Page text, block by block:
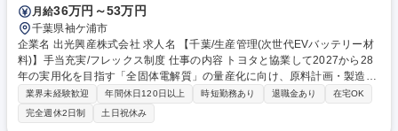
月給36万円～53万円
千葉県袖ケ浦市
企業名 出光興産株式会社 求人名 【千葉/生産管理(次世代EVバッテリー材
料)】手当充実/フレックス制度 仕事の内容 トヨタと協業して2027から28
年の実用化を目指す「全固体電解質」の量産化に向け、原料計画・製造計
画・在庫管理・工程管理といった、生産管理に関する業務をご担当頂きま
す。 【業務詳細】原料・製造計画の立案、在庫・工程管理等の生産管理実
務全般。実証設備から商業生産への移行フェーズのため、既存フローの運
業界未経験歓迎 年間休日120日以上 時短勤務あり 退職金あり
在宅OK
完全週休2日制
土日祝休み